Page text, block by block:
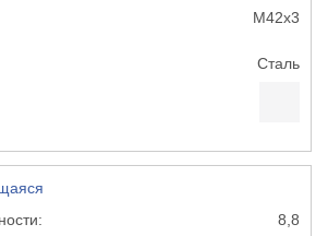
М42х3
Сталь
8,8